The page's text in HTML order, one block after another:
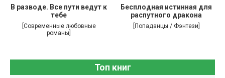
В разводе. Все пути ведут к
тебе
[Современные любовные
романы]
Бесплодная истинная для
распутного дракона
[Попаданцы / Фэнтези]
Топ книг